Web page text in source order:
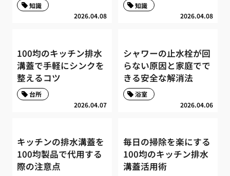
2026.04.08
知識
2026.04.08
知識
100均のキッチン排水
溝蓋で手軽にシンクを
整えるコツ
2026.04.07
台所
シャワーの止水栓が回
らない原因と家庭でで
きる安全な解消法
2026.04.06
浴室
キッチンの排水溝蓋を
100均製品で代用する
際の注意点
毎日の掃除を楽にする
100均のキッチン排水
溝蓋活用術